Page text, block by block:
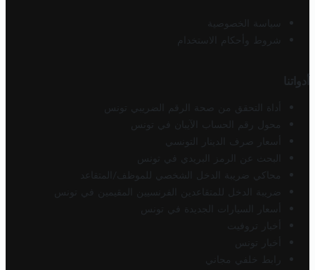
سياسة الخصوصية
شروط وأحكام الاستخدام
أدواتنا
أداة التحقق من صحة الرقم الضريبي تونس
محول رقم الحساب الآيبان في تونس
أسعار صرف الدينار التونسي
البحث عن الرمز البريدي في تونس
محاكي ضريبة الدخل الشخصي للموظف/المتقاعد
ضريبة الدخل للمتقاعدين الفرنسيين المقيمين في تونس
أسعار السيارات الجديدة في تونس
أخبار تروفيت
أخبار تونس
رابط خلفي مجاني